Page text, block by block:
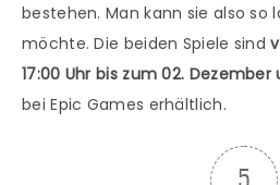
bestehen. Man kann sie also so
möchte. Die beiden Spiele sind
17:00 Uhr bis zum 02. Dezember
bei Epic Games erhältlich.